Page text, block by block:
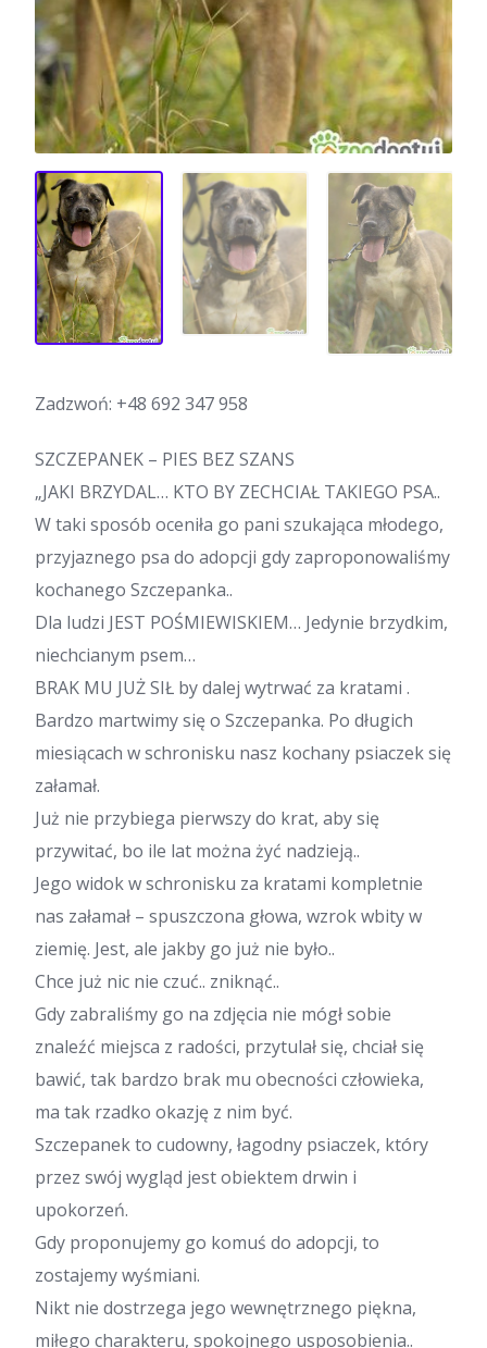
Zadzwoń: +48 692 347 958
SZCZEPANEK – PIES BEZ SZANS
„JAKI BRZYDAL… KTO BY ZECHCIAŁ TAKIEGO PSA..
W taki sposób oceniła go pani szukająca młodego,
przyjaznego psa do adopcji gdy zaproponowaliśmy
kochanego Szczepanka..
Dla ludzi JEST POŚMIEWISKIEM… Jedynie brzydkim,
niechcianym psem…
BRAK MU JUŻ SIŁ by dalej wytrwać za kratami .
Bardzo martwimy się o Szczepanka. Po długich
miesiącach w schronisku nasz kochany psiaczek się
załamał.
Już nie przybiega pierwszy do krat, aby się
przywitać, bo ile lat można żyć nadzieją..
Jego widok w schronisku za kratami kompletnie
nas załamał – spuszczona głowa, wzrok wbity w
ziemię. Jest, ale jakby go już nie było..
Chce już nic nie czuć.. zniknąć..
Gdy zabraliśmy go na zdjęcia nie mógł sobie
znaleźć miejsca z radości, przytulał się, chciał się
bawić, tak bardzo brak mu obecności człowieka,
ma tak rzadko okazję z nim być.
Szczepanek to cudowny, łagodny psiaczek, który
przez swój wygląd jest obiektem drwin i
upokorzeń.
Gdy proponujemy go komuś do adopcji, to
zostajemy wyśmiani.
Nikt nie dostrzega jego wewnętrznego piękna,
miłego charakteru, spokojnego usposobienia..